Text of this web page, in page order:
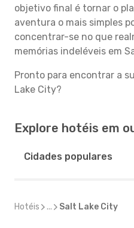
objetivo final é tornar o
aventura o mais simples
concentrar-se no que
memórias indeléveis em
Pronto para encontrar a
Lake City?
Explore hotéis em
Cidades populares
Hotéis ... Salt Lake City